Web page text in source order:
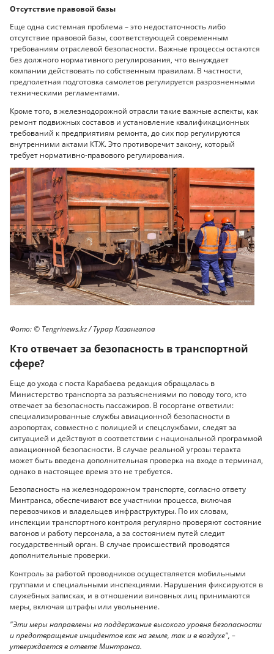
Отсутствие правовой базы
Еще одна системная проблема – это недостаточность либо
отсутствие правовой базы, соответствующей современным
требованиям отраслевой безопасности. Важные процессы остаются
без должного нормативного регулирования, что вынуждает
компании действовать по собственным правилам. В частности,
предполетная подготовка самолетов регулируется разрозненными
техническими регламентами.
Кроме того, в железнодорожной отрасли такие важные аспекты, как
ремонт подвижных составов и установление квалификационных
требований к предприятиям ремонта, до сих пор регулируются
внутренними актами КТЖ. Это противоречит закону, который
требует нормативно-правового регулирования.
Фото: ©️ Tengrinews.kz / Турар Казангапов
Кто отвечает за безопасность в транспортной
сфере?
Еще до ухода с поста Карабаева редакция обращалась в
Министерство транспорта за разъяснениями по поводу того, кто
отвечает за безопасность пассажиров. В госоргане ответили:
специализированные службы авиационной безопасности в
аэропортах, совместно с полицией и спецслужбами, следят за
ситуацией и действуют в соответствии с национальной программой
авиационной безопасности. В случае реальной угрозы теракта
может быть введена дополнительная проверка на входе в терминал,
однако в настоящее время это не требуется.
Безопасность на железнодорожном транспорте, согласно ответу
Минтранса, обеспечивают все участники процесса, включая
перевозчиков и владельцев инфраструктуры. По их словам,
инспекции транспортного контроля регулярно проверяют состояние
вагонов и работу персонала, а за состоянием путей следит
государственный орган. В случае происшествий проводятся
дополнительные проверки.
Контроль за работой проводников осуществляется мобильными
группами и специальными инспекциями. Нарушения фиксируются в
служебных записках, и в отношении виновных лиц принимаются
меры, включая штрафы или увольнение.
"Эти меры направлены на поддержание высокого уровня безопасности
и предотвращение инцидентов как на земле, так и в воздухе", –
утверждается в ответе Минтранса.